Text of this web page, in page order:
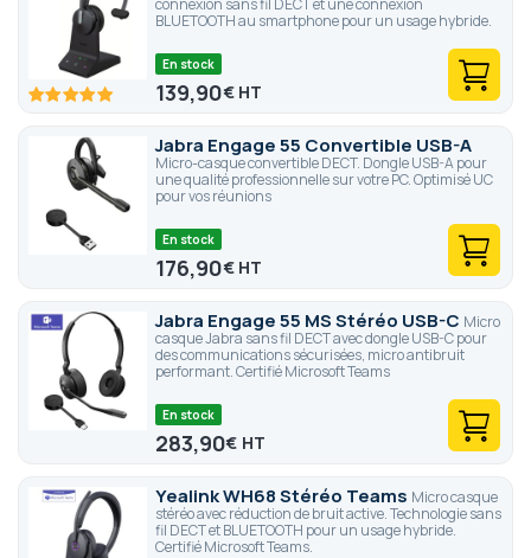
connexion sans fil DECT et une connexion
BLUETOOTH au smartphone pour un usage hybride.
100 100
En stock
139,90€
Jabra Engage 55 Convertible USB-A
Micro-casque convertible DECT. Dongle USB-A pour
une qualité professionnelle sur votre PC. Optimisé UC
pour vos réunions
En stock
176,90€
Jabra Engage 55 MS Stéréo USB-C Micro
casque Jabra sans fil DECT avec dongle USB-C pour
des communications sécurisées, micro antibruit
performant. Certifié Microsoft Teams
En stock
283,90€
Yealink WH68 Stéréo Teams Micro casque
stéréo avec réduction de bruit active. Technologie sans
fil DECT et BLUETOOTH pour un usage hybride.
Certifié Microsoft Teams.